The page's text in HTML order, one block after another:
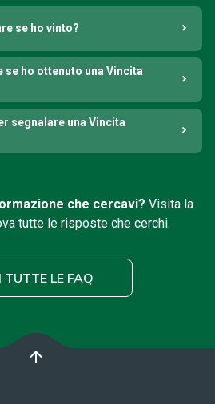
se ho vinto?
se ho ottenuto una Vincita
segnalare una Vincita
che cercavi? Visita la
tutte le risposte che cerchi.
TUTTE LE FAQ
arrow_upward